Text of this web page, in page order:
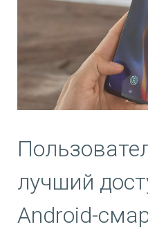
лучший
Android-